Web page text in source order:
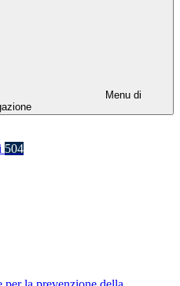
Menu di
504